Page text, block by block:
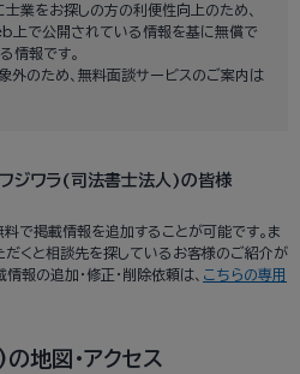
業をお探しの方の利便性向上のため、
上で公開されている情報を基に無償で
情報です。
外のため、無料面談サービスのご案内は
ジワラ(司法書士法人)の皆様
で掲載情報を追加することが可能です。ま
くと相談先を探しているお客様のご紹介が
報の追加・修正・削除依頼は、 こちらの専用
地図・アクセス